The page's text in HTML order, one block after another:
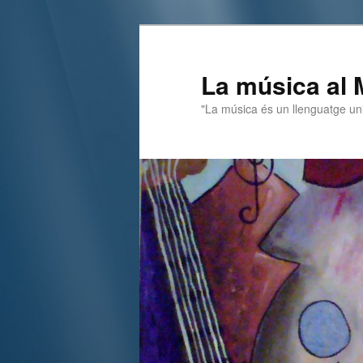
La música al
"La música és un llenguatge